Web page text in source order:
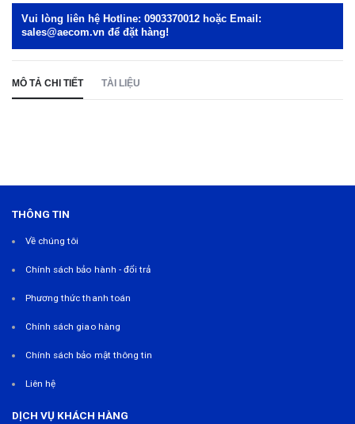
Vui lòng liên hệ Hotline: 0903370012 hoặc Email:
sales@aecom.vn để đặt hàng!
MÔ TẢ CHI TIẾT TÀI LIỆU
THÔNG TIN
Về chúng tôi
Chính sách bảo hành - đổi trả
Phương thức thanh toán
Chính sách giao hàng
Chính sách bảo mật thông tin
Liên hệ
DỊCH VỤ KHÁCH HÀNG